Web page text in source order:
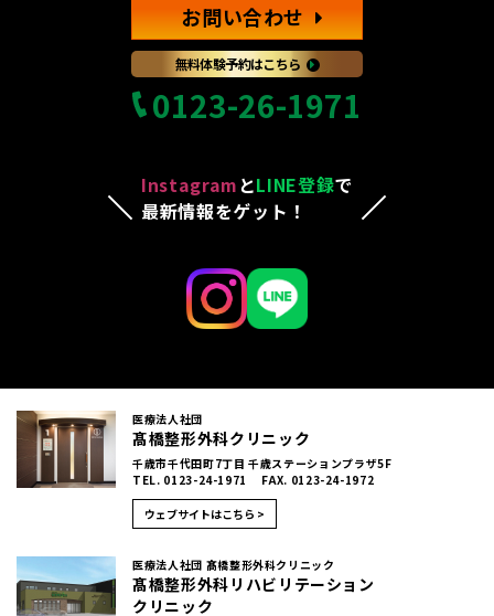
お問い合わせ
無料体験予約はこちら
0123-26-1971
InstagramとLINE登録で
最新情報をゲット！
医療法人社団
髙橋整形外科クリニック
千歳市千代田町7丁目 千歳ステーションプラザ5F
TEL. 0123-24-1971 FAX. 0123-24-1972
ウェブサイトはこちら >
医療法人社団 髙橋整形外科クリニック
髙橋整形外科リハビリテーション
クリニック